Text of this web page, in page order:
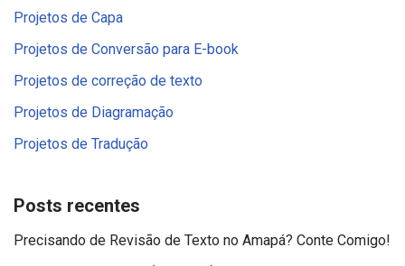
Projetos de Capa
Projetos de Conversão para E-book
Projetos de correção de texto
Projetos de Diagramação
Projetos de Tradução
Posts recentes
Precisando de Revisão de Texto no Amapá? Conte Comigo!